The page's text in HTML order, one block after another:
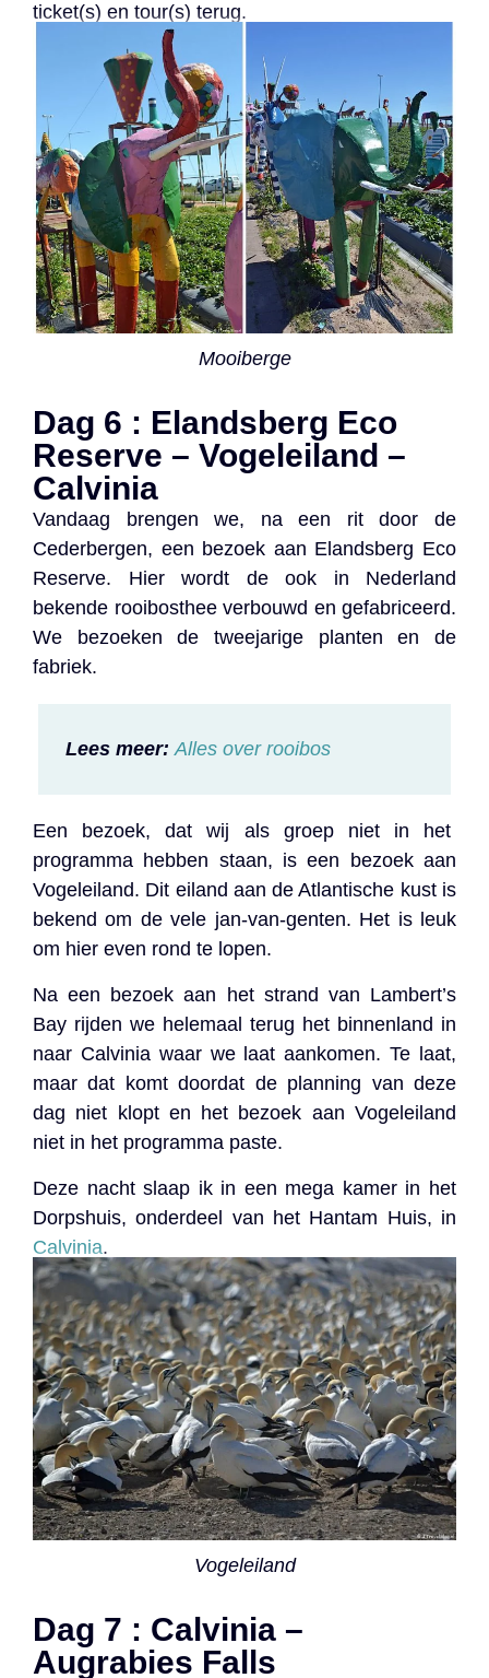
ticket(s) en tour(s) terug.
Mooiberge
Dag 6 : Elandsberg Eco
Reserve – Vogeleiland –
Calvinia
Vandaag brengen we, na een rit door de
Cederbergen, een bezoek aan Elandsberg Eco
Reserve. Hier wordt de ook in Nederland
bekende rooibosthee verbouwd en gefabriceerd.
We bezoeken de tweejarige planten en de
fabriek.
Lees meer:Alles over rooibos
Een bezoek, dat wij als groep niet in het
programma hebben staan, is een bezoek aan
Vogeleiland. Dit eiland aan de Atlantische kust is
bekend om de vele jan-van-genten. Het is leuk
om hier even rond te lopen.
Na een bezoek aan het strand van Lambert’s
Bay rijden we helemaal terug het binnenland in
naar Calvinia waar we laat aankomen. Te laat,
maar dat komt doordat de planning van deze
dag niet klopt en het bezoek aan Vogeleiland
niet in het programma paste.
Deze nacht slaap ik in een mega kamer in het
Dorpshuis, onderdeel van het Hantam Huis, in
Calvinia.
Vogeleiland
Dag 7 : Calvinia –
Augrabies Falls